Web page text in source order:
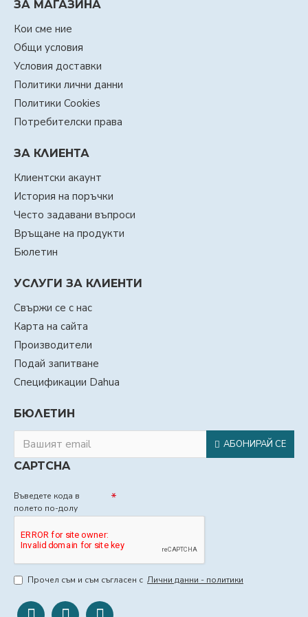
ЗА МАГАЗИНА
Кои сме ние
Общи условия
Условия доставки
Политики лични данни
Политики Cookies
Потребителски права
ЗА КЛИЕНТА
Клиентски акаунт
История на поръчки
Често задавани въпроси
Връщане на продукти
Бюлетин
УСЛУГИ ЗА КЛИЕНТИ
Свържи се с нас
Карта на сайта
Производители
Подай запитване
Спецификации Dahua
БЮЛЕТИН
АБОНИРАЙ СЕ
CAPTCHA
Въведете кода в
полето по-долу
Прочел съм и съм съгласен с Лични данни - политики